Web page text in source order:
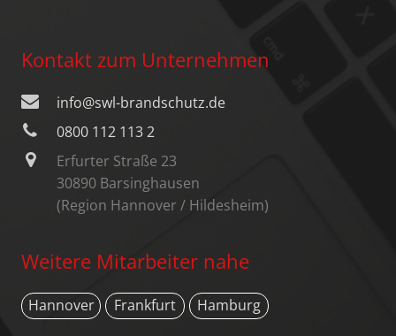
Kontakt zum Unternehmen
info@swl-brandschutz.de
0800 112 113 2
Erfurter Straße 23
30890 Barsinghausen
(Region Hannover / Hildesheim)
Weitere Mitarbeiter nahe
Hannover Frankfurt Hamburg